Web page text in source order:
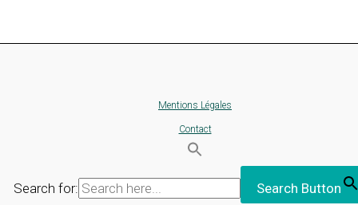
Mentions Légales
Contact
Search for: Search Button